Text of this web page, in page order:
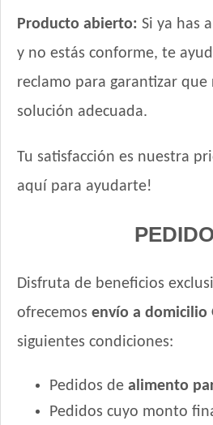
Upper Crock Perro Adulto
Upper Crock Perro Adulto Criadores
Upper Crock Perro de Raza Pequeña
Vagoneta Gourmet Perro Adulto
Valiant Criadores Perro Adulto
Argentina Seleccionada
Vitalcan Balanced Natural Recipe
Vitalcan Balanced Natural Recipe
Vitalcan Balanced Perro Adulto Raza
Vitalcan Balanced Perro Adulto Raza
Vitalcan Complete Adultos de Raza
Vitalcan Complete Control de Peso
Producto abierto: Si ya has
y no estás conforme, te
reclamo para garantizar que
solución adecuada.
Tu satisfacción es nuestra
aquí para ayudarte!
Disfruta de beneficios
ofrecemos envío a domicilio
siguientes condiciones:
Pedidos de alimento
Pedidos cuyo monto